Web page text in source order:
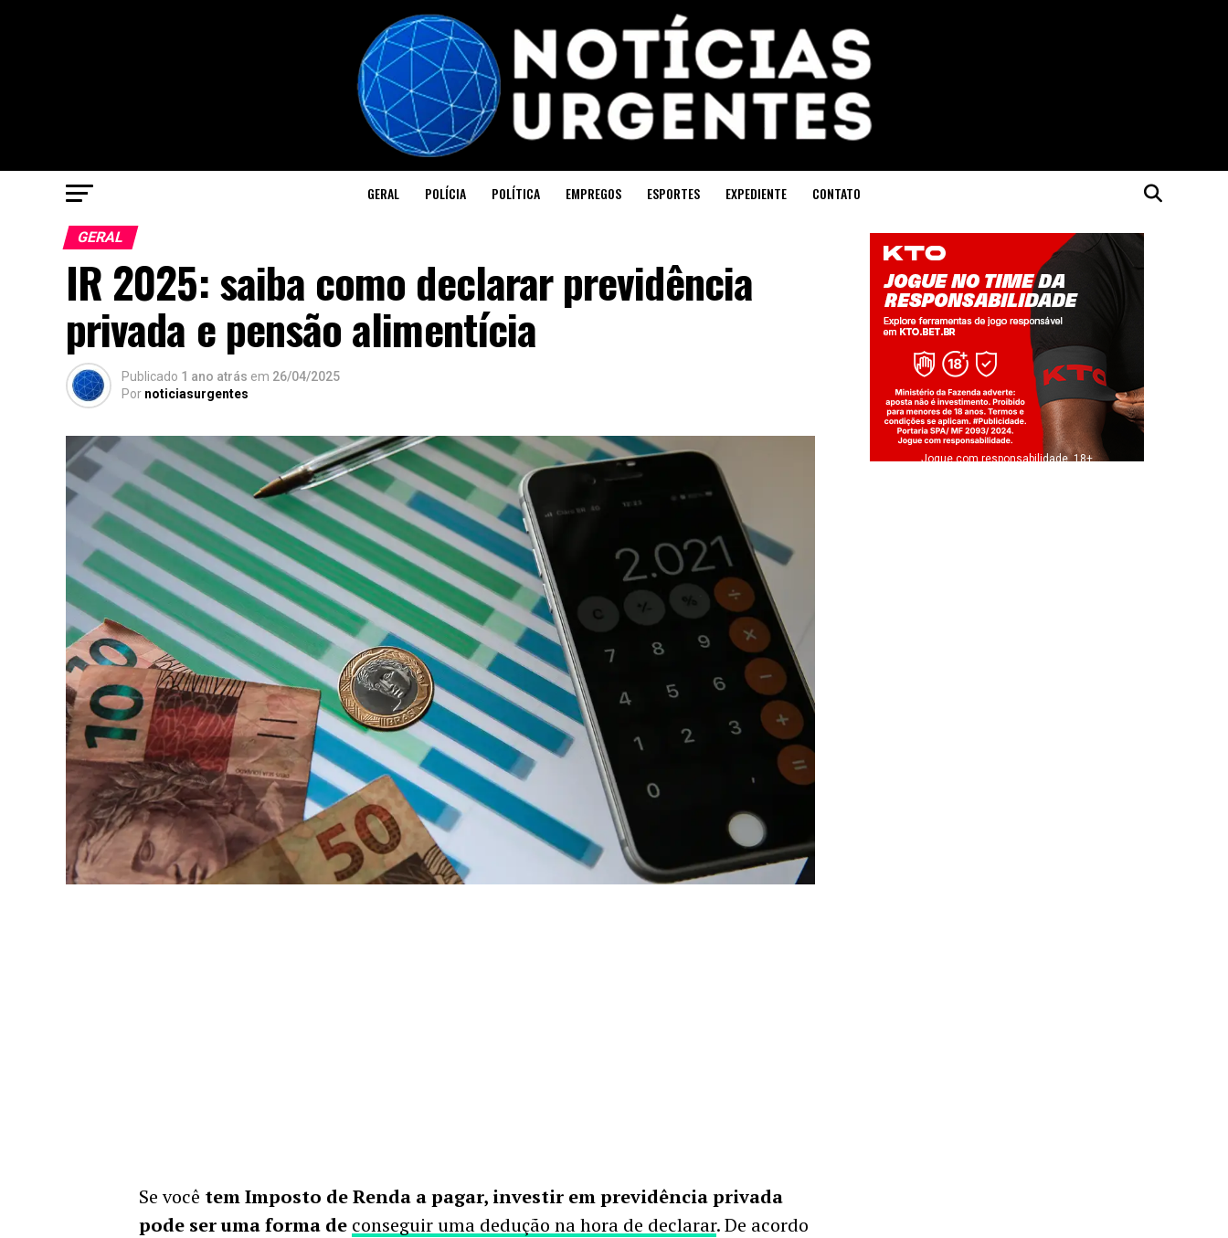
GERAL POLÍCIA POLÍTICA EMPREGOS ESPORTES EXPEDIENTE CONTATO
GERAL
IR 2025: saiba como declarar previdência
privada e pensão alimentícia
Publicado 1 ano atrás em 26/04/2025
Por noticiasurgentes
Se você tem Imposto de Renda a pagar, investir em previdência privada
pode ser uma forma de conseguir uma dedução na hora de declarar. De acordo
Jogue com responsabilidade. 18+